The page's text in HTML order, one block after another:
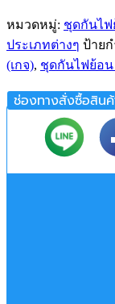
หมวดหมู่: ชุดกันไ
ประเภทต่างๆ ป้าย
(เกจ), ชุดกันไฟย้อน
ช่องทางสั่งซื้อสินค้